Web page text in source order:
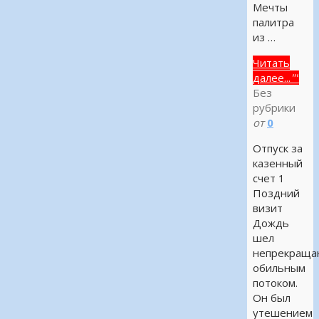
Мечты
палитра
из …
Читать
далее... ""
Без
рубрики
от 0
Отпуск за
казенный
счет 1
Поздний
визит
Дождь
шел
обильным
потоком.
Он был
утешением